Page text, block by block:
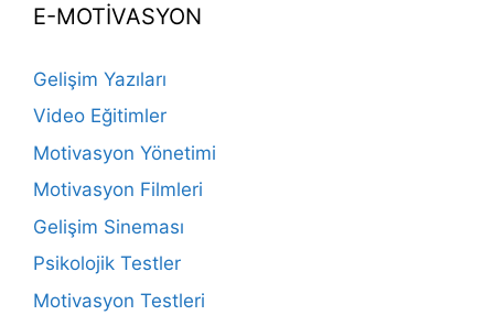
E-MOTİVASYON
Gelişim Yazıları
Video Eğitimler
Motivasyon Yönetimi
Motivasyon Filmleri
Gelişim Sineması
Psikolojik Testler
Motivasyon Testleri